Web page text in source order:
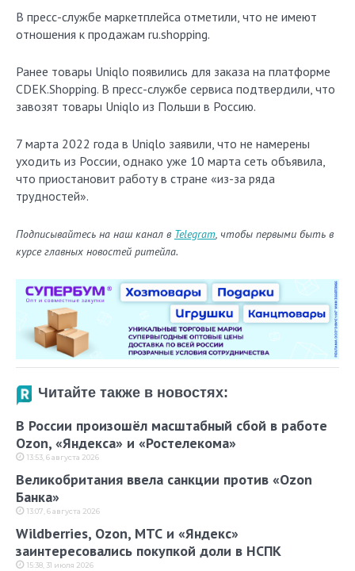
В пресс-службе маркетплейса отметили, что не имеют
отношения к продажам ru.shopping.
Ранее товары Uniqlo появились для заказа на платформе
CDEK.Shopping. В пресс-службе сервиса подтвердили, что
завозят товары Uniqlo из Польши в Россию.
7 марта 2022 года в Uniqlo заявили, что не намерены
уходить из России, однако уже 10 марта сеть объявила,
что приостановит работу в стране «из-за ряда
трудностей».
Подписывайтесь на наш канал в Telegram, чтобы первыми быть в
курсе главных новостей ритейла.
Читайте также в новостях:
В России произошёл масштабный сбой в работе
Ozon, «Яндекса» и «Ростелекома»
13:53, 6 августа 2026
Великобритания ввела санкции против «Ozon
Банка»
13:07, 6 августа 2026
Wildberries, Ozon, МТС и «Яндекс»
заинтересовались покупкой доли в НСПК
15:38, 31 июля 2026